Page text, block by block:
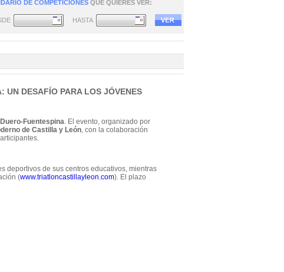
DE COMPETICIONES QUE QUIERES VER:
HASTA
UN DESAFÍO PARA LOS JÓVENES
Fuentespina. El evento, organizado por
de Castilla y León, con la colaboración
deportivos de sus centros educativos, mientras
(www.triatloncastillayleon.com). El plazo